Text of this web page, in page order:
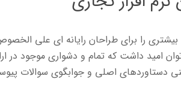
بیشتری را برای طراحان رایانه ای علی
امید داشت که تمام و دشواری موجود در
دستاوردهای اصلی و جوابگوی سوالات